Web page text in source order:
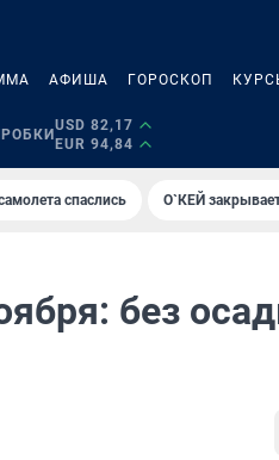
АФИША ГОРОСКОП
USD 82,17
EUR 94,84
спаслись О`КЕЙ
без